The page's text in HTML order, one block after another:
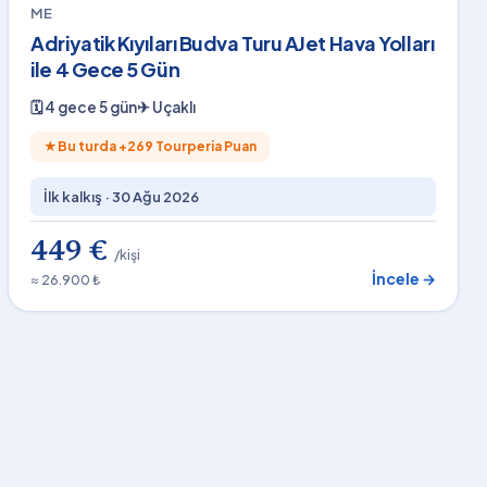
ME
Adriyatik Kıyıları Budva Turu AJet Hava Yolları
ile 4 Gece 5 Gün
🗓4 gece 5 gün✈Uçaklı
★ Bu turda +269 Tourperia Puan
İlk kalkış ·30 Ağu 2026
449 € /kişi
≈ 26.900 ₺
İncele →